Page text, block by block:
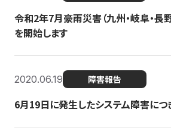
令和2年7月豪雨災害（九州・岐阜・長
を開始します
2020.06.19 障害報告
6月19日に発生したシステム障害につ